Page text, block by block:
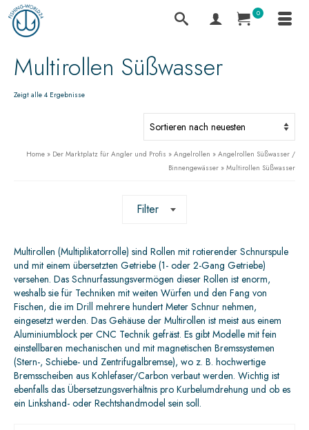
0
Multirollen Süßwasser
Zeigt alle 4 Ergebnisse
Home » Der Marktplatz für Angler und Profis » Angelrollen » Angelrollen Süßwasser /
Binnengewässer » Multirollen Süßwasser
Filter
Multirollen (Multiplikatorrolle) sind Rollen mit rotierender Schnurspule
und mit einem übersetzten Getriebe (1- oder 2-Gang Getriebe)
versehen. Das Schnurfassungsvermögen dieser Rollen ist enorm,
weshalb sie für Techniken mit weiten Würfen und den Fang von
Fischen, die im Drill mehrere hundert Meter Schnur nehmen,
eingesetzt werden. Das Gehäuse der Multirollen ist meist aus einem
Aluminiumblock per CNC Technik gefräst. Es gibt Modelle mit fein
einstellbaren mechanischen und mit magnetischen Bremssystemen
(Stern-, Schiebe- und Zentrifugalbremse), wo z. B. hochwertige
Bremsscheiben aus Kohlefaser/Carbon verbaut werden. Wichtig ist
ebenfalls das Übersetzungsverhältnis pro Kurbelumdrehung und ob es
ein Linkshand- oder Rechtshandmodel sein soll.